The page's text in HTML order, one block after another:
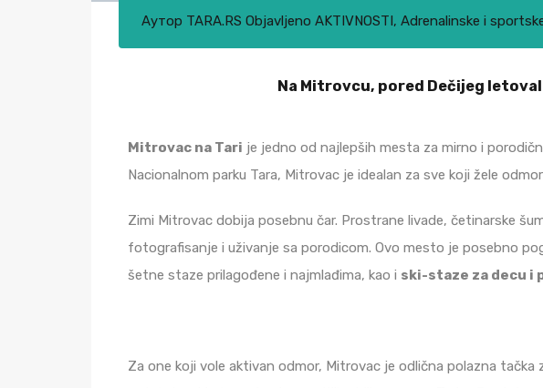
Аутор TARA.RS Objavljeno AKTIVNOSTI, Adrenalinske i
Na Mitrovcu, pored Dečijeg
Mitrovac na Tari je jedno od najlepših mesta za mirno i
Nacionalnom parku Tara, Mitrovac je idealan za sve koji žele
Zimi Mitrovac dobija posebnu čar. Prostrane livade, četinarske
fotografisanje i uživanje sa porodicom. Ovo mesto je posebno
šetne staze prilagođene i najmlađima, kao i ski-staze za decu i
Za one koji vole aktivan odmor, Mitrovac je odlična polazna tačka